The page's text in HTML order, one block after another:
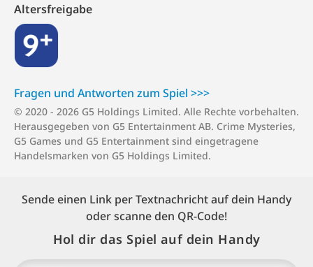
Altersfreigabe
9+
Fragen und Antworten zum S⁠p⁠i⁠e⁠l >⁠>⁠>
© 2020 - 2026 G5 Holdings Limited. Alle Rechte vorbehalten.
Herausgegeben von G5 Entertainment AB. Crime Mysteries,
G5 Games und G5 Entertainment sind eingetragene
Handelsmarken von G5 Holdings Limited.
Sende einen Link per Textnachricht auf dein Handy
oder scanne den QR-Code!
Hol dir das Spiel auf dein Handy